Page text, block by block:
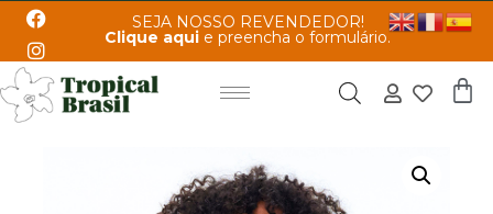
SEJA NOSSO REVENDEDOR!
Clique aqui e preencha o formulário.